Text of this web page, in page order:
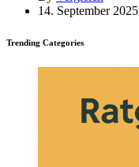
14. September 2025
Trending Categories